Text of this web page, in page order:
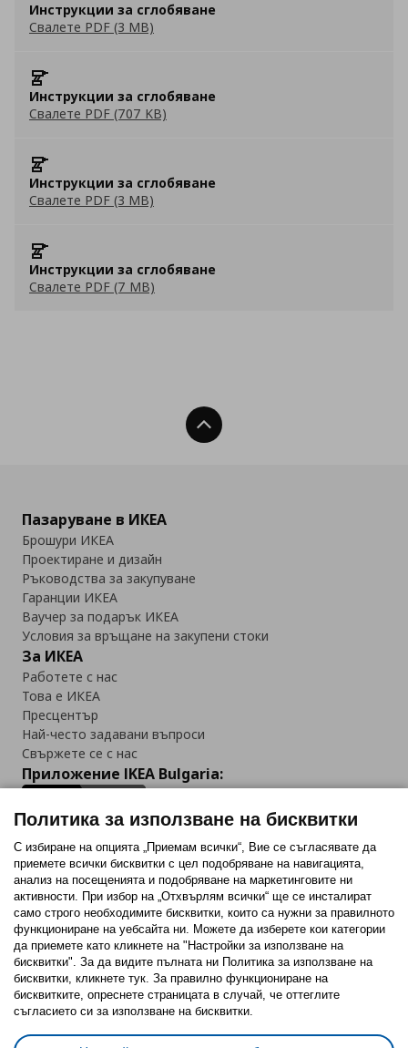
Инструкции за сглобяване
Свалете PDF (3 MB)
Инструкции за сглобяване
Свалете PDF (707 KB)
Инструкции за сглобяване
Свалете PDF (3 MB)
Инструкции за сглобяване
Свалете PDF (7 MB)
Нагоре
Пазаруване в ИКЕА
Брошури ИКЕА
Проектиране и дизайн
Ръководства за закупуване
Гаранции ИКЕА
Ваучер за подарък ИКЕА
Условия за връщане на закупени стоки
За ИКЕА
Работете с нас
Това е ИКЕА
Пресцентър
Най-често задавани въпроси
Свържете се с нас
Приложение IKEA Bulgaria:
Последвайте ни:
FacebookTwitterYoutubePinterestInstagram
Политика за използване на бисквитки (Cookies)
Избор на настройки за използване на бисквитки
Политика за използване на бисквитки
С избиране на опцията „Приемам всички“, Вие се съгласявате да
приемете всички бисквитки с цел подобряване на навигацията,
анализ на посещенията и подобряване на маркетинговите ни
активности. При избор на „Отхвърлям всички“ ще се инсталират
само строго необходимитe бисквитки, които са нужни за правилното
функциониране на уебсайта ни. Можете да изберете кои категории
да приемете като кликнете на "Настройки за използване на
бисквитки". За да видите пълната ни Политика за използване на
бисквитки, кликнете тук. За правилно функциониране на
бисквитките, опреснете страницата в случай, че оттеглите
съгласието си за използване на бисквитки.